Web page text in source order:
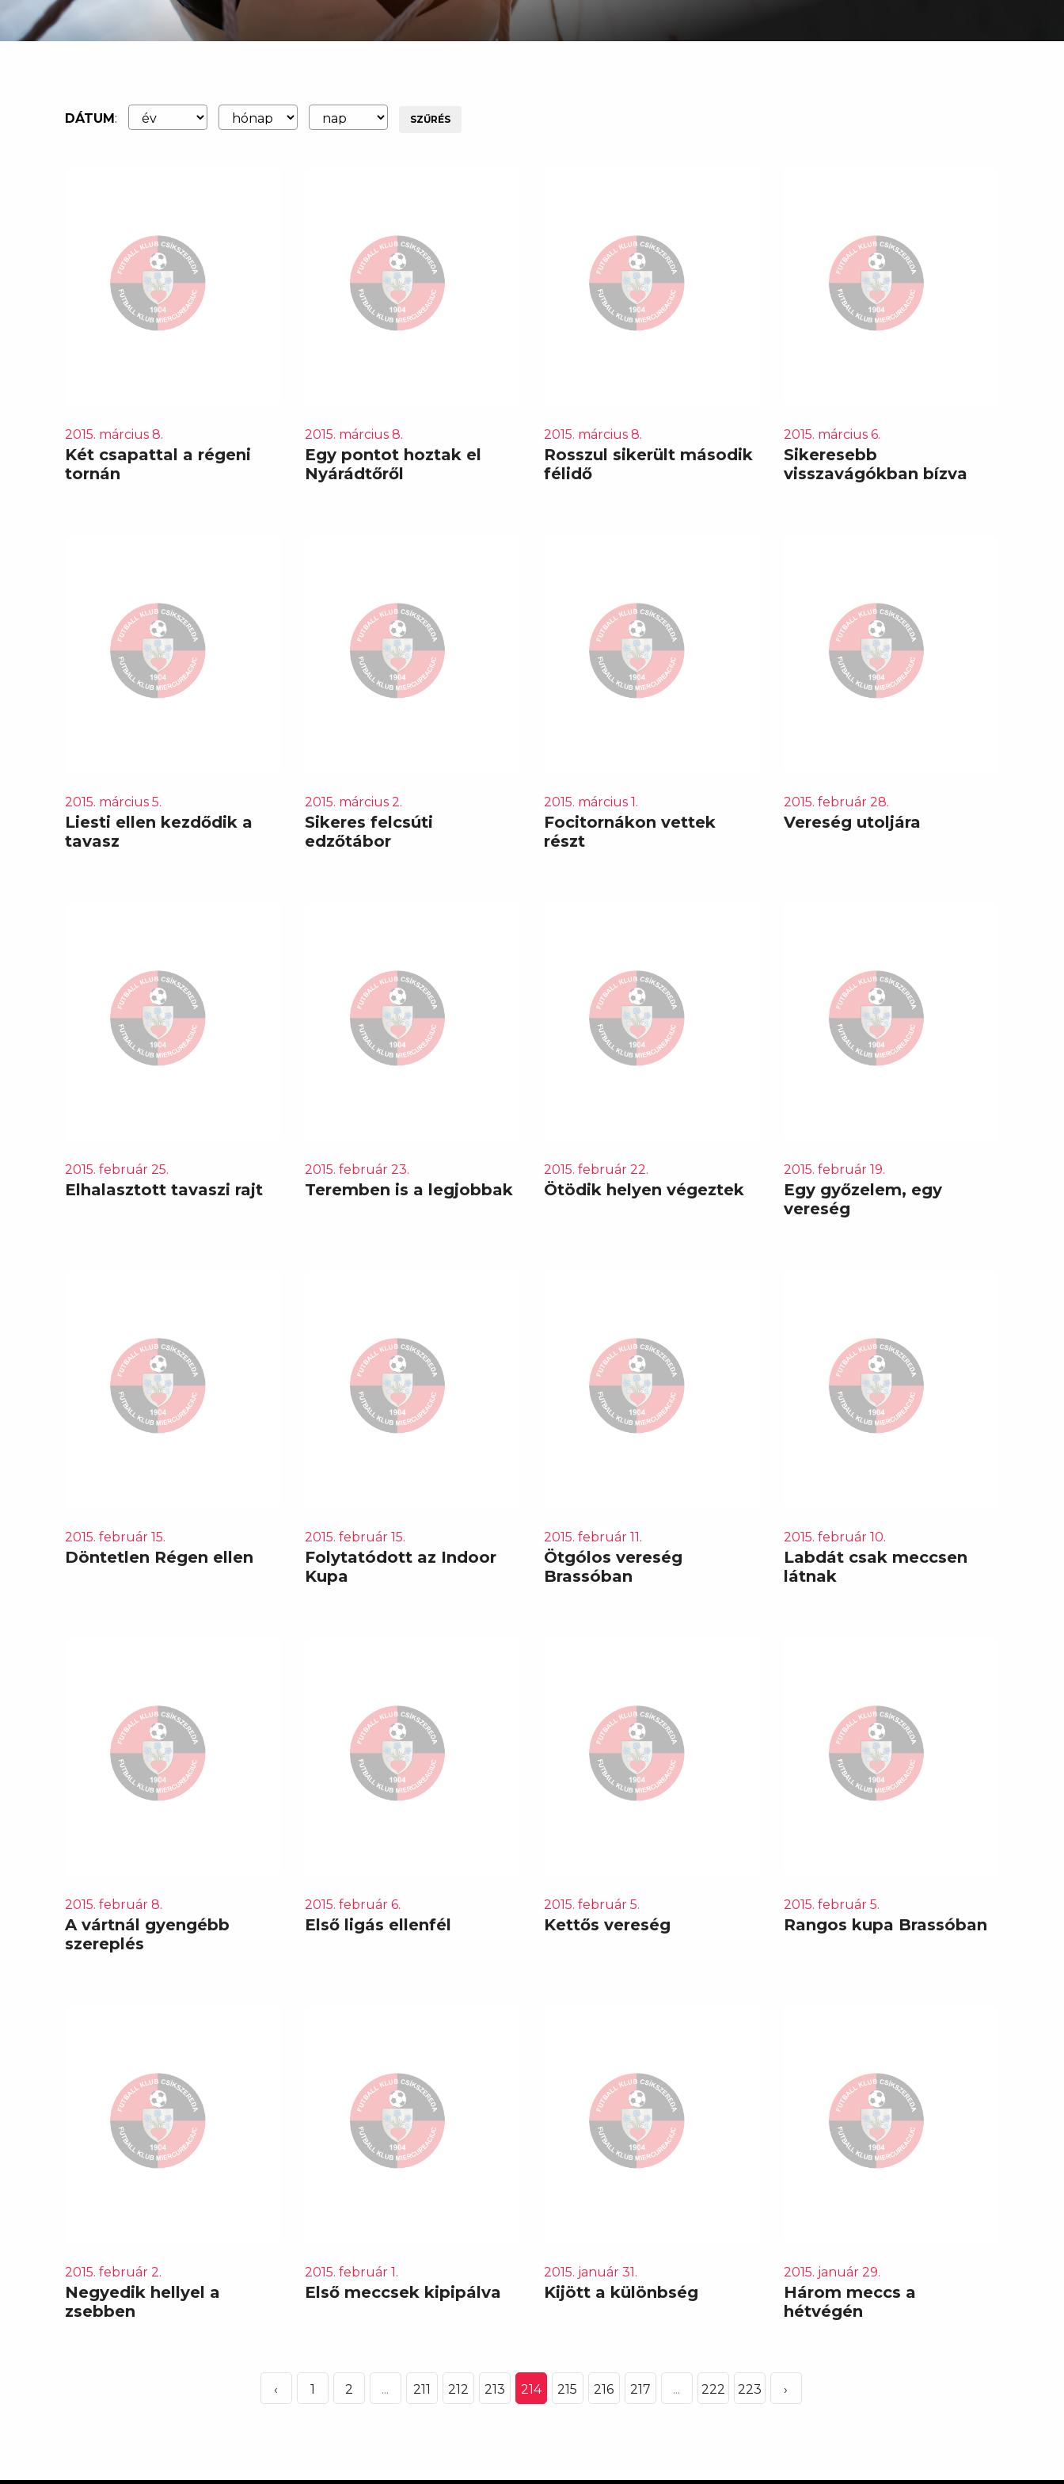
DÁTUM: SZŰRÉS
2015. március 8.
Két csapattal a régeni
tornán
2015. március 8.
Egy pontot hoztak el
Nyárádtőről
2015. március 8.
Rosszul sikerült második
félidő
2015. március 6.
Sikeresebb
visszavágókban bízva
2015. március 5.
Liesti ellen kezdődik a
tavasz
2015. március 2.
Sikeres felcsúti
edzőtábor
2015. március 1.
Focitornákon vettek
részt
2015. február 28.
Vereség utoljára
2015. február 25.
Elhalasztott tavaszi rajt
2015. február 23.
Teremben is a legjobbak
2015. február 22.
Ötödik helyen végeztek
2015. február 19.
Egy győzelem, egy
vereség
2015. február 15.
Döntetlen Régen ellen
2015. február 15.
Folytatódott az Indoor
Kupa
2015. február 11.
Ötgólos vereség
Brassóban
2015. február 10.
Labdát csak meccsen
látnak
2015. február 8.
A vártnál gyengébb
szereplés
2015. február 6.
Első ligás ellenfél
2015. február 5.
Kettős vereség
2015. február 5.
Rangos kupa Brassóban
2015. február 2.
Negyedik hellyel a
zsebben
2015. február 1.
Első meccsek kipipálva
2015. január 31.
Kijött a különbség
2015. január 29.
Három meccs a
hétvégén
‹ 1 2 ... 211 212 213 214 215 216 217 ... 222 223 ›